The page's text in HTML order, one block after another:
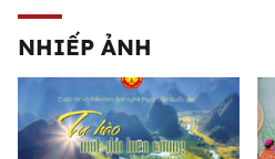
NHIẾP ẢNH